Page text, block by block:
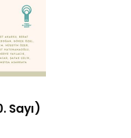
Sayı)